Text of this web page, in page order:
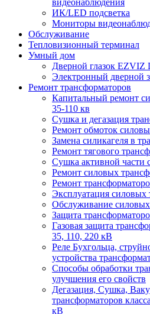
ИК/LED подсветка
Мониторы
Обслуживание
Тепловизионный терминал
Умный дом
Дверной глазок EZVIZ
Электронный дверной
Ремонт трансформаторов
Капитальный ремонт
35-110 кв
Сушка и дегазация
Ремонт обмоток
Замена силикагеля в
Ремонт тягового
Сушка активной части
Ремонт силовых
Ремонт
Эксплуатация силовых
Обслуживание
Защита
Газовая защита
35, 110, 220 кВ
Реле Бухгольца,
устройства
Способы обработки
улучшения его свойств
Дегазация, Сушка,
трансформаторов
кВ